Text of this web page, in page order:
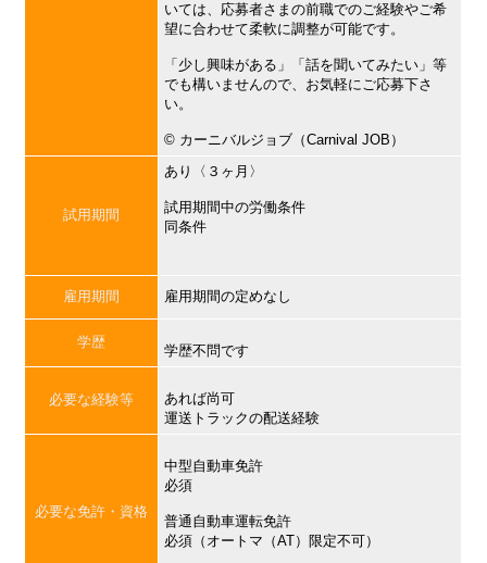
いては、応募者さまの前職でのご経験やご希
望に合わせて柔軟に調整が可能です。
「少し興味がある」「話を聞いてみたい」等
でも構いませんので、お気軽にご応募下さ
い。
©︎ カーニバルジョブ（Carnival JOB）
試用期間
あり〈３ヶ月〉
試用期間中の労働条件
同条件
雇用期間 雇用期間の定めなし
学歴
学歴不問です
必要な経験等
あれば尚可
運送トラックの配送経験
必要な免許・資格
中型自動車免許
必須
普通自動車運転免許
必須（オートマ（AT）限定不可）